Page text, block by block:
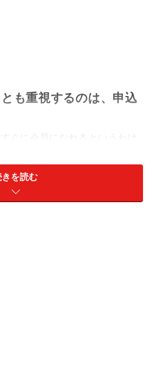
も重視するのは、申込
ぐに会員になれるというわけ
沿って、いろいろな手段で申
調査し、その人を会員にして
います。
を読む